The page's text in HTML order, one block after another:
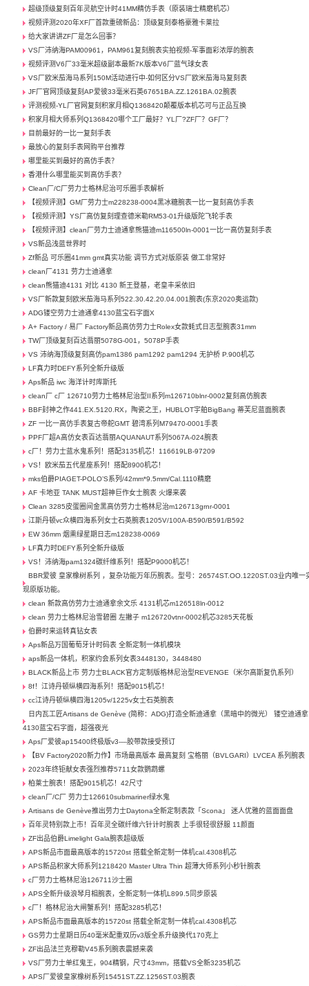
超级顶级复刻百年灵航空计时41MM精仿手表（原装瑞士精磨机芯）
视频评测2020年XF厂首款重磅新品：顶级复刻泰格豪雅卡莱拉
给大家讲讲ZF厂是怎么回事？
VS厂沛纳海PAM00961，PAM961复刻腕表实拍视频-军事面彩浓厚的腕表
视频评测V6厂33毫米超级副本最新7K版本V6厂蓝气球女表
VS厂欧米茄海马系列150M活动进行中-如何区分VS厂欧米茄海马复刻表
JF厂官网顶级复刻AP爱彼33毫米石英67651BA.ZZ.1261BA.02腕表
评测视频-YL厂官网复刻积家月相Q1368420颠覆版本机芯可与正品互换
积家月相大师系列Q1368420哪个工厂最好？YL厂?ZF厂？GF厂？
目前最好的一比一复刻手表
最放心的复刻手表网购平台推荐
哪里能买到最好的高仿手表？
香港什么哪里能买到高仿手表？
Clean厂/C厂劳力士格林尼治可乐圈手表解析
【视频评测】GM厂劳力士m228238-0004黑冰糖腕表一比一复刻高仿手表
【视频评测】YS厂高仿复刻理查德米勒RM53-01升级版陀飞轮手表
【视频评测】clean厂劳力士迪通拿熊猫迪m116500ln-0001一比一高仿复刻手表
VS新品浅蓝世界时
Zf新品 可乐圈41mm gmt真实功能 调节方式对版原装 做工非常好
clean厂4131 劳力士迪通拿
clean熊猫迪4131 对比 4130 新王登基，老皇丰采依旧
VS厂新款复刻欧米茄海马系列522.30.42.20.04.001腕表(东京2020奥运款)
ADG镂空劳力士迪通拿4130蓝宝石字面X
A+ Factory / 易厂 Factory新品高仿劳力士Rolex女款蚝式日志型腕表31mm
TW厂顶级复刻百达翡丽5078G-001，5078P手表
VS 沛纳海顶级复刻高仿pam1386 pam1292 pam1294 无护桥 P.900机芯
LF真力时DEFY系列全新升级版
Aps新品 iwc 海洋计时库斯托
clean厂 c厂 126710劳力士格林尼治型II系列m126710blnr-0002复刻高仿腕表
BBF封神之作441.EX.5120.RX，陶瓷之王，HUBLOT宇舶BigBang 蒂芙尼蓝面腕表
ZF 一比一高仿手表复古帝舵GMT 碧湾系列M79470-0001手表
PPF厂超A高仿女表百达翡丽AQUANAUT系列5067A-024腕表
c厂！劳力士蓝水鬼系列！搭配3135机芯！116619LB-97209
VS！欧米茄五代星座系列！搭配8900机芯！
mks伯爵PIAGET-POLO’S系列/42mm*9.5mm/Cal.1110精磨
AF 卡地亚 TANK MUST超神巨作女士腕表 火爆来袭
Clean 3285皮蛋圈间金黑高仿劳力士格林尼治m126713grnr-0001
江斯丹顿vc众横四海系列女士石英腕表1205V/100A-B590/B591/B592
EW 36mm 烟熏绿星期日志m128238-0069
LF真力时DEFY系列全新升级版
VS！沛纳海pam1324碳纤维系列！搭配P9000机芯！
BBR爱彼 皇家橡树系列 ，复杂功能万年历腕表。型号：26574ST.OO.1220ST.03业内唯一
现原版功能。
clean 新款高仿劳力士迪通拿余文乐 4131机芯m126518ln-0012
clean 劳力士格林尼治雪碧圈 左撇子 m126720vtnr-0002机芯3285天花板
伯爵时来运转真钻女表
Aps新品万国葡萄牙计时码表 全新定制一体机模块
aps新品一体机，积家约会系列女表3448130，3448480
BLACK新品上市 劳力士BLACK官方定制版格林尼治型REVENGE（米尔高斯复仇系列） ​
8f！江诗丹顿纵横四海系列！搭配9015机芯！
cc江诗丹顿纵横四海1205v/1225v女士石英腕表
日内瓦工匠Artisans de Genève (简称：ADG)打造全新迪通拿（黑暗中的微光） 镂空迪通拿
4130蓝宝石字面，超强夜光
Aps厂爱彼ap15400终极版v3----胶带款接受预订
【BV Factory2020新力作】市场最高版本 最高复刻 宝格丽（BVLGARI）LVCEA 系列腕表
2023年终钜献女表强烈推荐5711女款鹦鹉螺
柏莱士腕表！搭配9015机芯！42尺寸
clean厂/C厂 劳力士126610submariner绿水鬼
Artisans de Genève推出劳力士Daytona全新定制表款「Scona」 迷人优雅的蓝面面盘
百年灵特别款上市！百年灵全碳纤维六针计时腕表 上手很轻很舒服 11颜面
ZF出品伯爵Limelight Gala腕表超级版
APS新品市面最高版本的15720st 搭载全新定制一体机cal.4308机芯
APS新品积家大师系列1218420 Master Ultra Thin 超薄大师系列小秒针腕表
c厂劳力士格林尼治126711沙士圈
APS全新升级浪琴月相腕表，全新定制一体机L899.5同步原装
c厂！格林尼治大闸蟹系列！搭配3285机芯！
APS新品市面最高版本的15720st 搭载全新定制一体机cal.4308机芯
GS劳力士星期日历40毫米配重双历v3版全系升级换代170克上
ZF出品法兰克穆勒V45系列腕表震撼来袭
VS厂劳力士单红鬼王，904精钢，尺寸43mm，搭载VS全新3235机芯
APS厂爱彼皇家橡树系列15451ST.ZZ.1256ST.03腕表